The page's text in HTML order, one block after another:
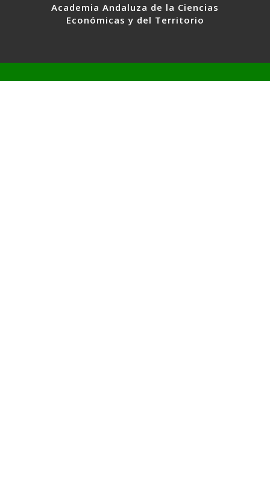
Academia Andaluza de la Ciencias
Económicas y del Territorio